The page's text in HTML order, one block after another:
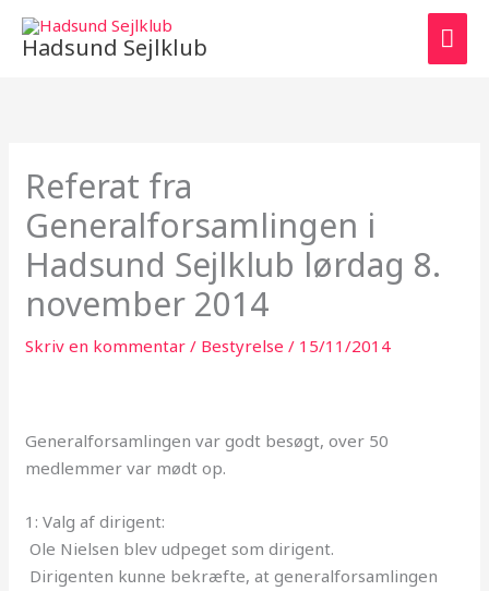
Hadsund Sejlklub
Referat fra
Generalforsamlingen i
Hadsund Sejlklub lørdag 8.
november 2014
Skriv en kommentar / Bestyrelse / 15/11/2014
Generalforsamlingen var godt besøgt, over 50
medlemmer var mødt op.
1: Valg af dirigent:
Ole Nielsen blev udpeget som dirigent.
Dirigenten kunne bekræfte, at generalforsamlingen